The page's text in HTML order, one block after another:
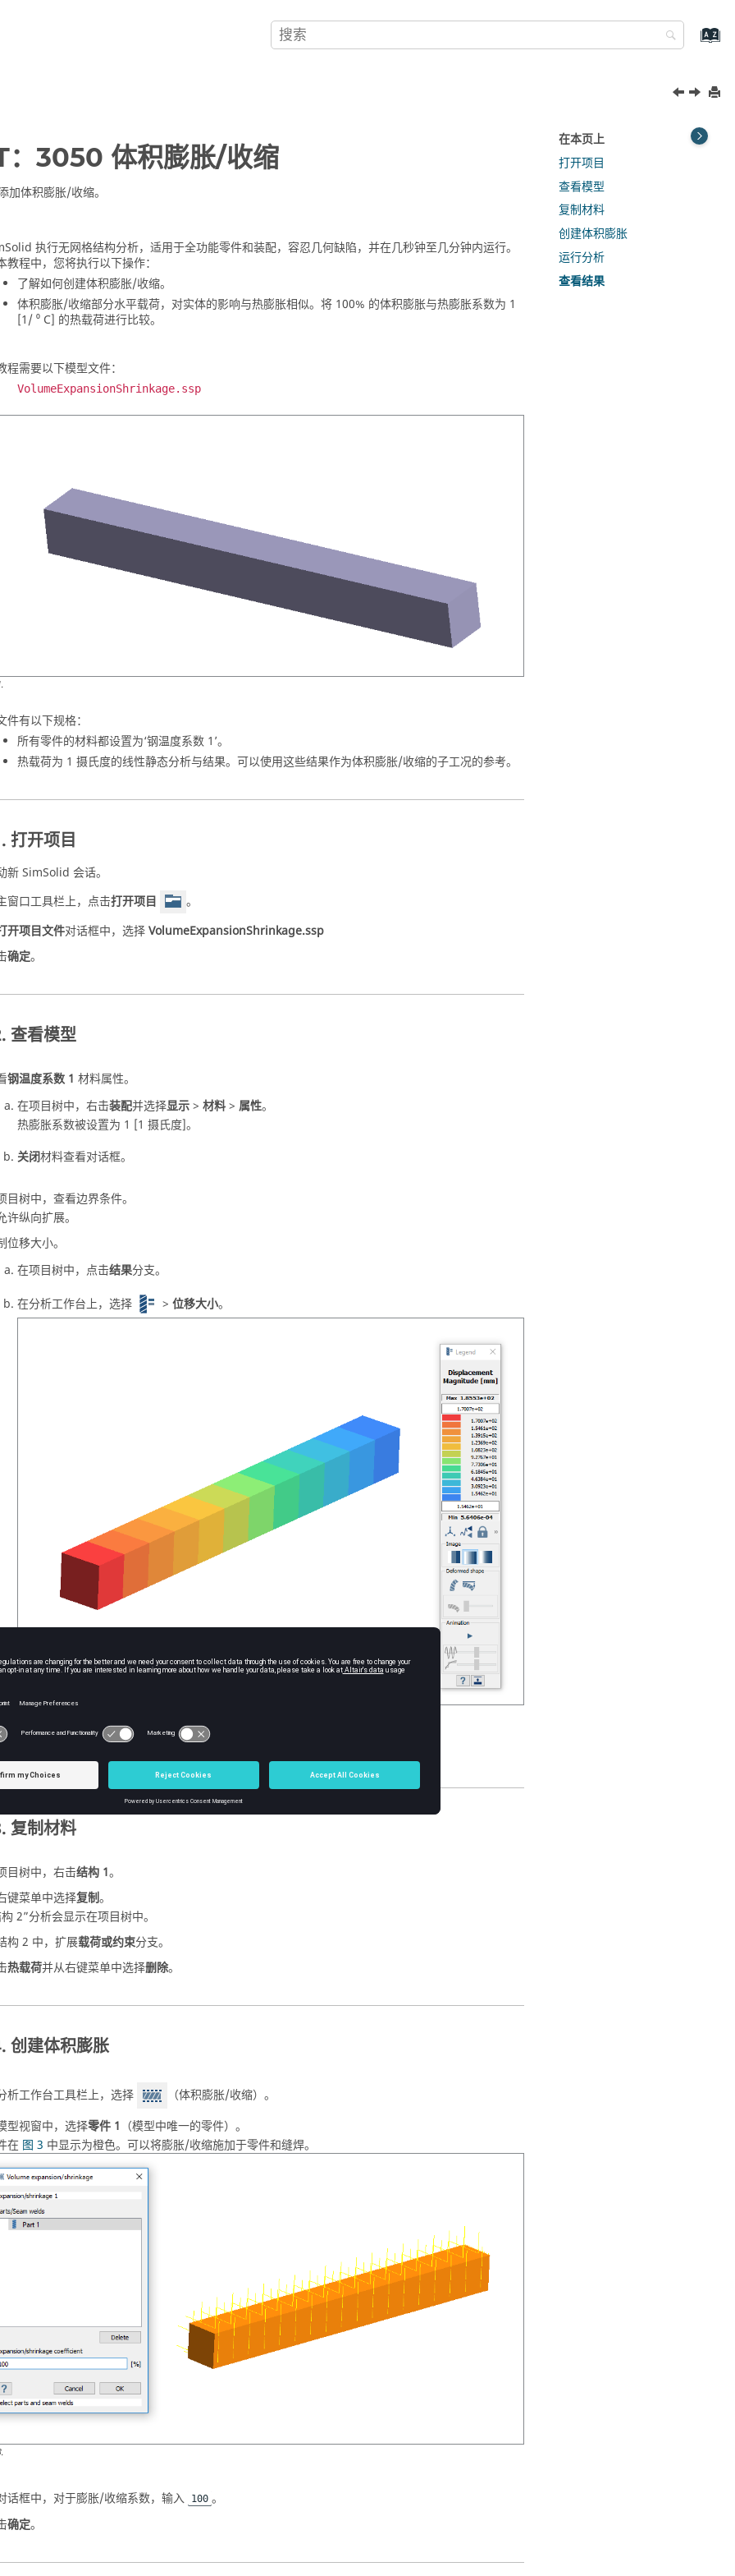
：3050 体积膨胀/收缩
加体积膨胀/收缩。
执行无网格结构分析，适用于全功能零件和装配，容忍几何缺陷，并在几秒钟至几分钟内运行。
教程中，您将执行以下操作：
了解如何创建体积膨胀/收缩。
体积膨胀/收缩部分水平载荷，对实体的影响与热膨胀相似。将 100% 的体积膨胀与热膨胀系数为 1
[1/ ⁰ C] 的热载荷进行比较。
程需要以下模型文件：
VolumeExpansionShrinkage.ssp
.
件有以下规格：
所有零件的材料都设置为‘钢温度系数 1’。
热载荷为 1 摄氏度的线性静态分析与结果。可以使用这些结果作为体积膨胀/收缩的子工况的参考。
打开项目
新SimSolid 会话。
窗口工具栏上，点击打开项目
。
开项目文件对话框中，选择VolumeExpansionShrinkage.ssp
确定。
查看模型
钢温度系数 1 材料属性。
在项目树中，右击装配并选择显示> 材料> 属性。
热膨胀系数被设置为 1 [1 摄氏度]。
关闭材料查看对话框。
目树中，查看边界条件。
许纵向扩展。
位移大小。
在项目树中，点击结果分支。
在分析工作台上，选择 > 位移大小。
复制材料
目树中，右击结构 1。
键菜单中选择复制。
2”分析会显示在项目树中。
构 2 中，扩展载荷或约束分支。
热载荷并从右键菜单中选择删除。
创建体积膨胀
析工作台工具栏上，选择
（体积膨胀/收缩）。
型视窗中，选择零件 1 （模型中唯一的零件）。
在 图 3 中显示为橙色。可以将膨胀/收缩施加于零件和缝焊。
.
话框中，对于膨胀/收缩系数，输入 100 。
确定。
在本页上
打开项目
查看模型
复制材料
创建体积膨胀
运行分析
查看结果